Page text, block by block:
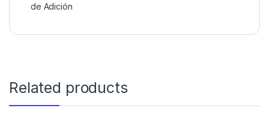
de Adición
Related products